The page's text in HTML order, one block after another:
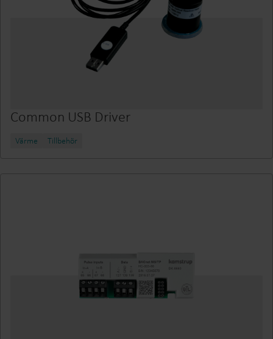
Common USB Driver
Värme Tillbehör